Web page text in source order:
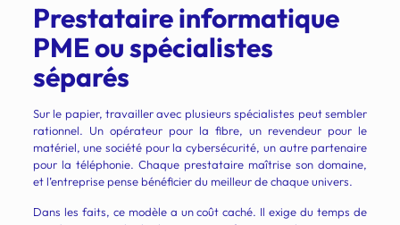
Prestataire informatique
PME ou spécialistes
séparés
Sur le papier, travailler avec plusieurs spécialistes peut sembler
rationnel. Un opérateur pour la fibre, un revendeur pour le
matériel, une société pour la cybersécurité, un autre partenaire
pour la téléphonie. Chaque prestataire maîtrise son domaine,
et l’entreprise pense bénéficier du meilleur de chaque univers.
Dans les faits, ce modèle a un coût caché. Il exige du temps de